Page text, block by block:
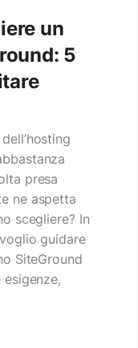
un
5
presa
ne aspetta
scegliere? In
guidare
SiteGround